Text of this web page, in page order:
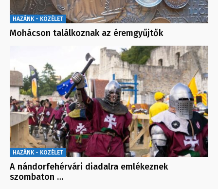
HAZÁNK - KÖZÉLET
Mohácson találkoznak az éremgyűjtők
HAZÁNK - KÖZÉLET
A nándorfehérvári diadalra emlékeznek
szombaton …